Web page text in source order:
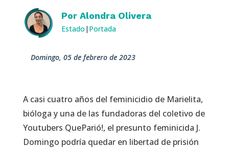
Por Alondra Olivera
Estado | Portada
domingo, 05 de febrero de 2023
A casi cuatro años del feminicidio de Marielita,
bióloga y una de las fundadoras del coletivo de
Youtubers QueParió!, el presunto feminicida J.
Domingo podría quedar en libertad de prisión